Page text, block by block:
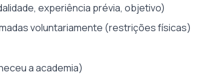
experiência prévia, objetivo)
voluntariamente (restrições físicas)
a academia)